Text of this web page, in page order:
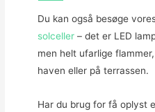
Du kan også besøge
solceller– det er LED
men helt ufarlige
haven eller på terrassen.
Har du brug for få oplyst